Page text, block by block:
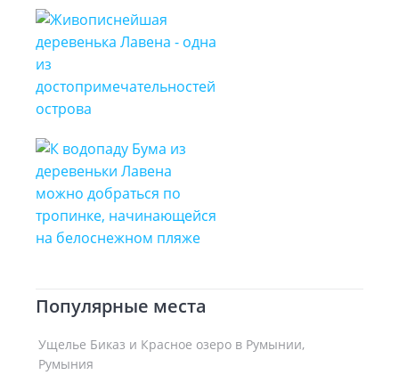
Популярные места
Ущелье Биказ и Красное озеро в Румынии,
Румыния